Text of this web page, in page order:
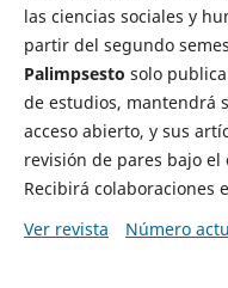
las ciencias sociales y
partir del segundo
Palimpsesto solo
de estudios, mantendrá
acceso abierto, y sus
revisión de pares bajo el
Recibirá colaboraciones
Ver revista
Número